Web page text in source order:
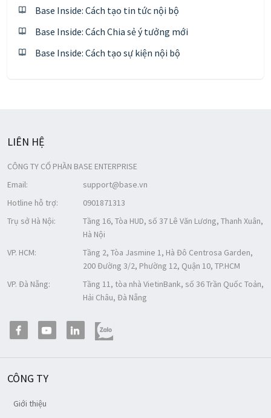
Base Inside: Cách tạo tin tức nội bộ
Base Inside: Cách Chia sẻ ý tưởng mới
Base Inside: Cách tạo sự kiện nội bộ
LIÊN HỆ
CÔNG TY CỔ PHẦN BASE ENTERPRISE
Email:
support@base.vn
Hotline hỗ trợ:
0901871313
Trụ sở Hà Nội:
Tầng 16, Tòa HUD, số 37 Lê Văn Lương, Thanh Xuân,
Hà Nội
VP. HCM:
Tầng 2, Tòa Jasmine 1, Hà Đô Centrosa Garden,
200 Đường 3/2, Phường 12, Quận 10, TP.HCM
VP. Đà Nẵng:
Tầng 11, tòa nhà VietinBank, số 36 Trần Quốc Toản,
Hải Châu, Đà Nẵng
CÔNG TY
Giới thiệu